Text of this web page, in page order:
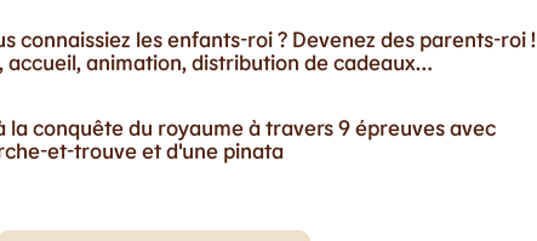
les enfants-roi ? Devenez des parents-roi !
accueil, animation, distribution de cadeaux…
conquête du royaume à travers 9 épreuves avec
et-trouve et d'une pinata